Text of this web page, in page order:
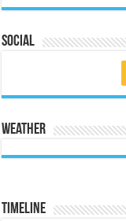
Social
Weather
Timeline